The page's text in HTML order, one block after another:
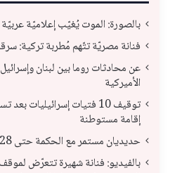
بالصورة: الموت يُغيّب إعلاميّة
فنانة مصريّة تتّهم مُطربة تركية:
عن محادثات روما بين لبنان
الأميركية
توقيف 10 فتيات إسرائيليات
إقامة مستوطنة
حديديان مستمر مع الحكمة حتى 2028.. وباب اليابان يبقى مفتوحاً
بالفيديو: فنانة شهيرة تتعرّض